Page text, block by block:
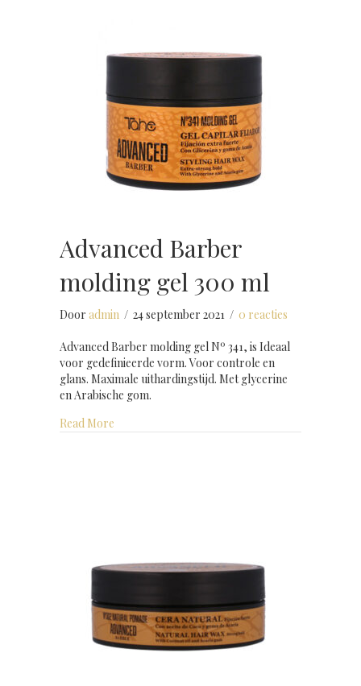
Advanced Barber
molding gel 300 ml
Door admin / 24 september 2021 / 0 reacties
Advanced Barber molding gel Nº 341, is Ideaal
voor gedefinieerde vorm. Voor controle en
glans. Maximale uithardingstijd. Met glycerine
en Arabische gom.
Read More